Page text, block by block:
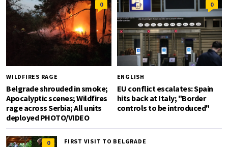
0
WILDFIRES RAGE
Belgrade shrouded in smoke;
Apocalyptic scenes; Wildfires
rage across Serbia; All units
deployed PHOTO/VIDEO
0
ENGLISH
EU conflict escalates: Spain
hits back at Italy; "Border
controls to be introduced"
0 FIRST VISIT TO BELGRADE